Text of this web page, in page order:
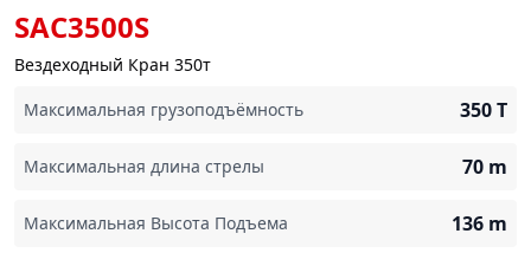
SAC3500S
Вездеходный Кран 350т
Максимальная грузоподъёмность
350T
Максимальная длина стрелы 70 m
Максимальная Высота Подъема 136 m